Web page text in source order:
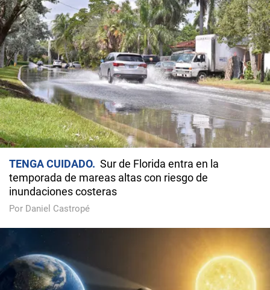
TENGA CUIDADO
Sur de Florida entra en la
temporada de mareas altas con riesgo de
inundaciones costeras
Por Daniel Castropé